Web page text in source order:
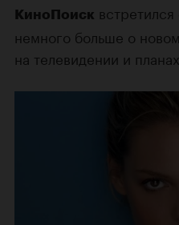
КиноПоиск
немного больше о
на телевидении и